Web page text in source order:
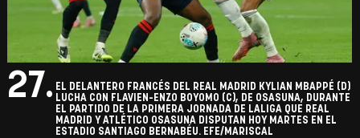
27. EL DELANTERO FRANCÉS DEL REAL MADRID KYLIAN MBAPPÉ (D)
LUCHA CON FLAVIEN-ENZO BOYOMO (C), DE OSASUNA, DURANTE
EL PARTIDO DE LA PRIMERA JORNADA DE LALIGA QUE REAL
MADRID Y ATLÉTICO OSASUNA DISPUTAN HOY MARTES EN EL
ESTADIO SANTIAGO BERNABÉU. EFE/MARISCAL